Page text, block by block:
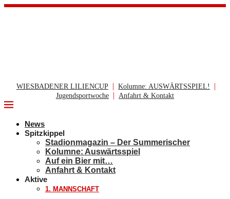
WIESBADENER LILIENCUP | Kolumne: AUSWÄRTSSPIEL! |
Jugendsportwoche | Anfahrt & Kontakt
News
Spitzkippel
Stadionmagazin – Der Summerischer
Kolumne: Auswärtsspiel
Auf ein Bier mit…
Anfahrt & Kontakt
Aktive
1. MANNSCHAFT